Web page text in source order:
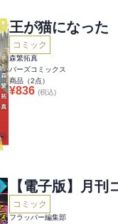
王が猫になった
コミック
森繁拓真
バーズコミックス
商品（2点）
¥836 (税込)
【電子版】月刊
コミック
フラッパー編集部